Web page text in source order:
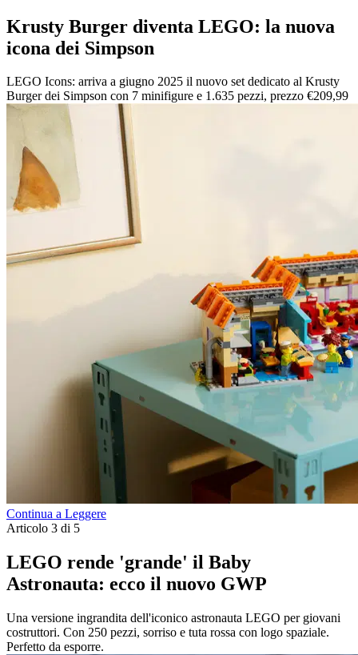
Krusty Burger diventa LEGO: la nuova
icona dei Simpson
LEGO Icons: arriva a giugno 2025 il nuovo set dedicato al Krusty
Burger dei Simpson con 7 minifigure e 1.635 pezzi, prezzo €209,99
Continua a Leggere
Articolo 3 di 5
LEGO rende 'grande' il Baby
Astronauta: ecco il nuovo GWP
Una versione ingrandita dell'iconico astronauta LEGO per giovani
costruttori. Con 250 pezzi, sorriso e tuta rossa con logo spaziale.
Perfetto da esporre.